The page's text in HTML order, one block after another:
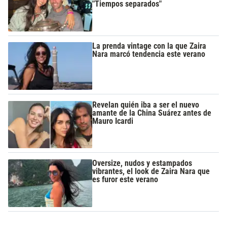
"Tiempos separados"
La prenda vintage con la que Zaira
Nara marcó tendencia este verano
Revelan quién iba a ser el nuevo
amante de la China Suárez antes de
Mauro Icardi
Oversize, nudos y estampados
vibrantes, el look de Zaira Nara que
es furor este verano